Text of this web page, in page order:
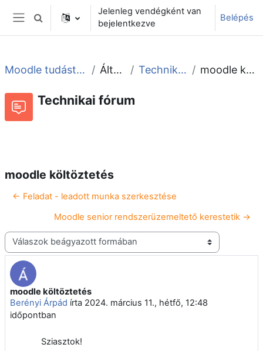
Tovább a fő tartalomhoz
Oldalpanel
Keresési bemeneti adatok váltása
Jelenleg vendégként van
bejelentkezve
Belépés
Moodle tudástár és fórum Általános Technikai fórum moodle költöztetés
Technikai fórum
moodle költöztetés
← Feladat - leadott munka szerkesztése
Moodle senior rendszerüzemeltető kerestetik →
Megjelenítési mód
moodle költöztetés
Berényi Árpád írta 2024. március 11., hétfő, 12:48
időpontban
Válaszok szám: 4
Sziasztok!